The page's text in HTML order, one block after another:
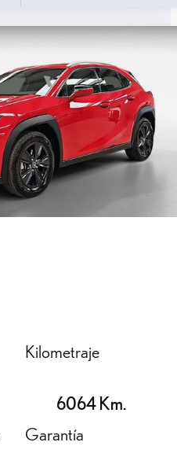
Kilometraje
6064 Km.
Garantía